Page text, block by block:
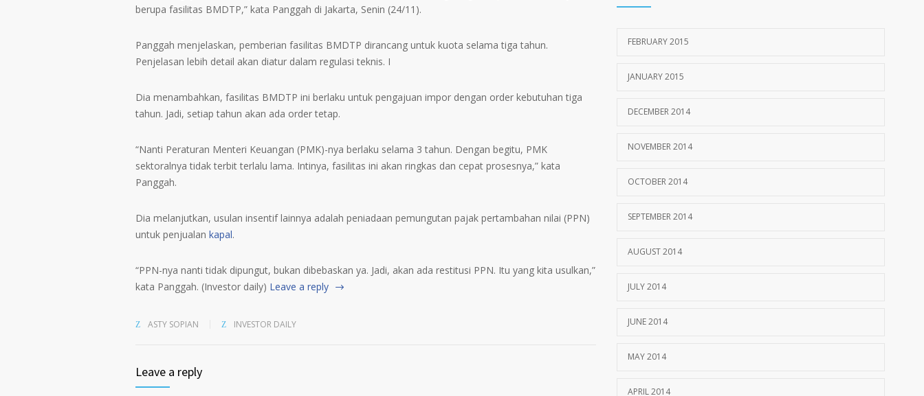
berupa fasilitas BMDTP,” kata Panggah di Jakarta, Senin (24/11).
Panggah menjelaskan, pemberian fasilitas BMDTP dirancang untuk kuota selama tiga tahun.
Penjelasan lebih detail akan diatur dalam regulasi teknis. I
Dia menambahkan, fasilitas BMDTP ini berlaku untuk pengajuan impor dengan order kebutuhan tiga
tahun. Jadi, setiap tahun akan ada order tetap.
“Nanti Peraturan Menteri Keuangan (PMK)-nya berlaku selama 3 tahun. Dengan begitu, PMK
sektoralnya tidak terbit terlalu lama. Intinya, fasilitas ini akan ringkas dan cepat prosesnya,” kata
Panggah.
Dia melanjutkan, usulan insentif lainnya adalah peniadaan pemungutan pajak pertambahan nilai (PPN)
untuk penjualan kapal.
“PPN-nya nanti tidak dipungut, bukan dibebaskan ya. Jadi, akan ada restitusi PPN. Itu yang kita usulkan,”
kata Panggah. (Investor daily) Leave a reply
ASTY SOPIAN INVESTOR DAILY
Leave a reply
FEBRUARY 2015
JANUARY 2015
DECEMBER 2014
NOVEMBER 2014
OCTOBER 2014
SEPTEMBER 2014
AUGUST 2014
JULY 2014
JUNE 2014
MAY 2014
APRIL 2014